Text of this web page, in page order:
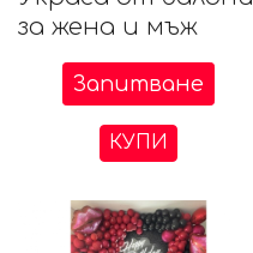
за жена и мъж
Запитване
КУПИ